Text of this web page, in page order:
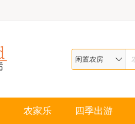
闲置农房
农家乐 四季出游